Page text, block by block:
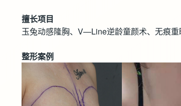
擅长项目
玉兔动感隆胸、V—Line逆龄童颜术、无痕重
整形案例